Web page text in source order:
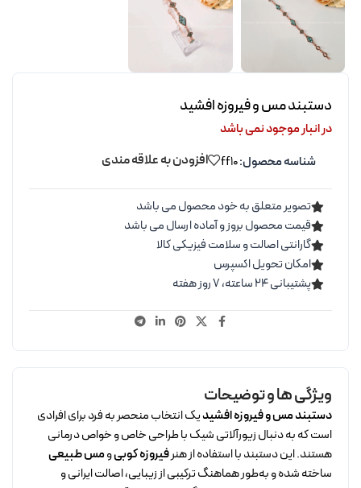
دستبند مس و فیروزه افشید
در انبار موجود نمی باشد
شناسه محصول:ff10 افزودن به علاقه مندی
تصویر متعلق به خود محصول می باشد
قیمت محصول بروز و آماده ارسال می باشد
گارانتی اصالت و سلامت فیزیکی کالا
امکان تحویل اکسپرس
پشتیبانی ۲۴ ساعته، ۷ روز هفته
ویژگی ها و توضیحات
دستبند مس و فیروزه افشیدیک انتخاب منحصر به فرد برای افرادی
است که به دنبال زیورآلاتی شیک با طراحی خاص و خواص درمانی
هستند. این دستبند با استفاده از هنرفیروزه کوبیومس طبیعی
ساخته شده و به‌طور هماهنگ ترکیبی از زیبایی، اصالت ایرانی و